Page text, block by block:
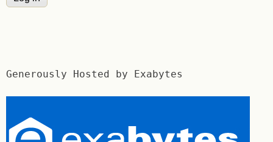
Generously Hosted by Exabytes